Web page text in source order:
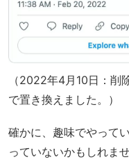
（2022年4月10日：削
で置き換えました。）
確かに、趣味でやって
っていないかもしれま